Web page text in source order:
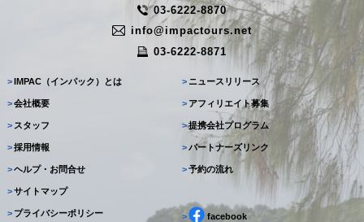
03-6222-8870
info@impactours.net
03-6222-8871
> IMPAC（インパック）とは
>会社概要
> スタッフ
>採用情報
>ヘルプ・お問合せ
>サイトマップ
> ニュースリリース
> アフィリエイト募集
>提携会社プログラム
>パートナーズリンク
>予約の流れ
> プライバシーポリシー > facebook